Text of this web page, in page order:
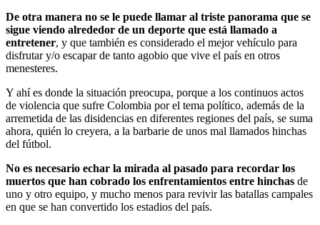
De otra manera no se le puede llamar al triste panorama que se
sigue viendo alrededor de un deporte que está llamado a
entretener, y que también es considerado el mejor vehículo para
disfrutar y/o escapar de tanto agobio que vive el país en otros
menesteres.
Y ahí es donde la situación preocupa, porque a los continuos actos
de violencia que sufre Colombia por el tema político, además de la
arremetida de las disidencias en diferentes regiones del país, se suma
ahora, quién lo creyera, a la barbarie de unos mal llamados hinchas
del fútbol.
No es necesario echar la mirada al pasado para recordar los
muertos que han cobrado los enfrentamientos entre hinchas de
uno y otro equipo, y mucho menos para revivir las batallas campales
en que se han convertido los estadios del país.